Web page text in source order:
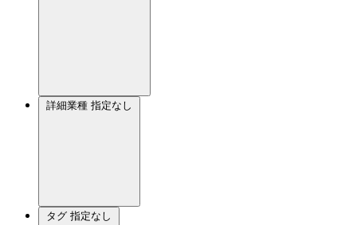
詳細業種 指定なし
タグ 指定なし